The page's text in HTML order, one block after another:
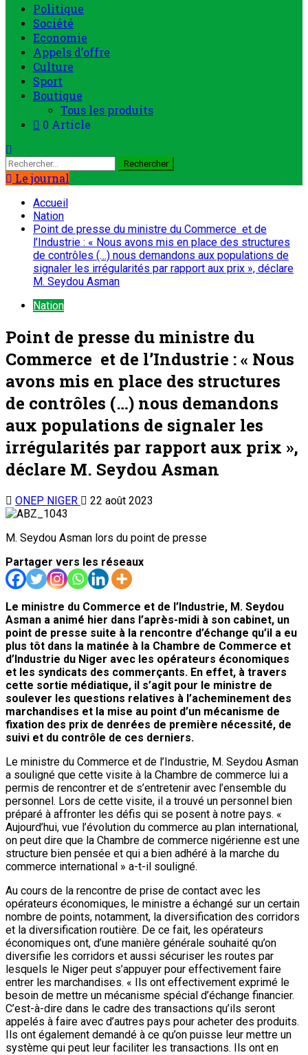
Politique
Société
Economie
Appels d’offre
Culture
Sport
Boutique
Tous les produits
0 Article
Le journal
Accueil
Nation
Point de presse du ministre du Commerce et de
l’Industrie : « Nous avons mis en place des structures
de contrôles (…) nous demandons aux populations de
signaler les irrégularités par rapport aux prix », déclare
M. Seydou Asman
Nation
Point de presse du ministre du
Commerce et de l’Industrie : « Nous
avons mis en place des structures
de contrôles (…) nous demandons
aux populations de signaler les
irrégularités par rapport aux prix »,
déclare M. Seydou Asman
ONEP NIGER 22 août 2023
M. Seydou Asman lors du point de presse
Partager vers les réseaux
Le ministre du Commerce et de l’Industrie, M. Seydou
Asman a animé hier dans l’après-midi à son cabinet, un
point de presse suite à la rencontre d’échange qu’il a eu
plus tôt dans la matinée à la Chambre de Commerce et
d’Industrie du Niger avec les opérateurs économiques
et les syndicats des commerçants. En effet, à travers
cette sortie médiatique, il s’agit pour le ministre de
soulever les questions relatives à l’acheminement des
marchandises et la mise au point d’un mécanisme de
fixation des prix de denrées de première nécessité, de
suivi et du contrôle de ces derniers.
Le ministre du Commerce et de l’Industrie, M. Seydou Asman
a souligné que cette visite à la Chambre de commerce lui a
permis de rencontrer et de s’entretenir avec l’ensemble du
personnel. Lors de cette visite, il a trouvé un personnel bien
préparé à affronter les défis qui se posent à notre pays. «
Aujourd’hui, vue l’évolution du commerce au plan international,
on peut dire que la Chambre de commerce nigérienne est une
structure bien pensée et qui a bien adhéré à la marche du
commerce international » a-t-il souligné.
Au cours de la rencontre de prise de contact avec les
opérateurs économiques, le ministre a échangé sur un certain
nombre de points, notamment, la diversification des corridors
et la diversification routière. De ce fait, les opérateurs
économiques ont, d’une manière générale souhaité qu’on
diversifie les corridors et aussi sécuriser les routes par
lesquels le Niger peut s’appuyer pour effectivement faire
entrer les marchandises. « Ils ont effectivement exprimé le
besoin de mettre un mécanisme spécial d’échange financier.
C’est-à-dire dans le cadre des transactions qu’ils seront
appelés à faire avec d’autres pays pour acheter des produits.
Ils ont également demandé à ce qu’on puisse leur mettre un
système qui peut leur faciliter les transactions. Ils ont en